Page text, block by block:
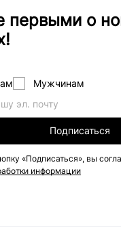
первыми о
Мужчинам
Подписаться
«Подписаться», вы
информации